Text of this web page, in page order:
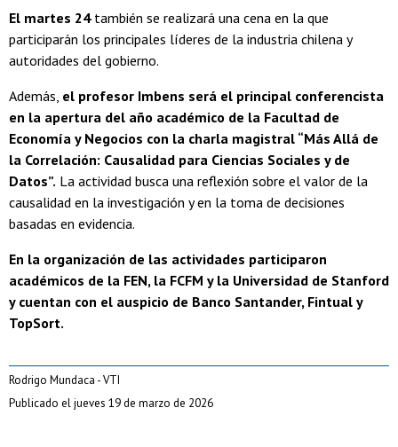
El martes 24también se realizará una cena en la que
participarán los principales líderes de la industria chilena y
autoridades del gobierno.
Además, el profesor Imbens será el principal conferencista
en la apertura del año académico de la Facultad de
Economía y Negocios con la charla magistral “Más Allá de
la Correlación: Causalidad para Ciencias Sociales y de
Datos”. La actividad busca una reflexión sobre el valor de la
causalidad en la investigación y en la toma de decisiones
basadas en evidencia.
En la organización de las actividades participaron
académicos de la FEN, la FCFM y la Universidad de Stanford
y cuentan con el auspicio de Banco Santander, Fintual y
TopSort.
Rodrigo Mundaca - VTI
Publicado el jueves 19 de marzo de 2026